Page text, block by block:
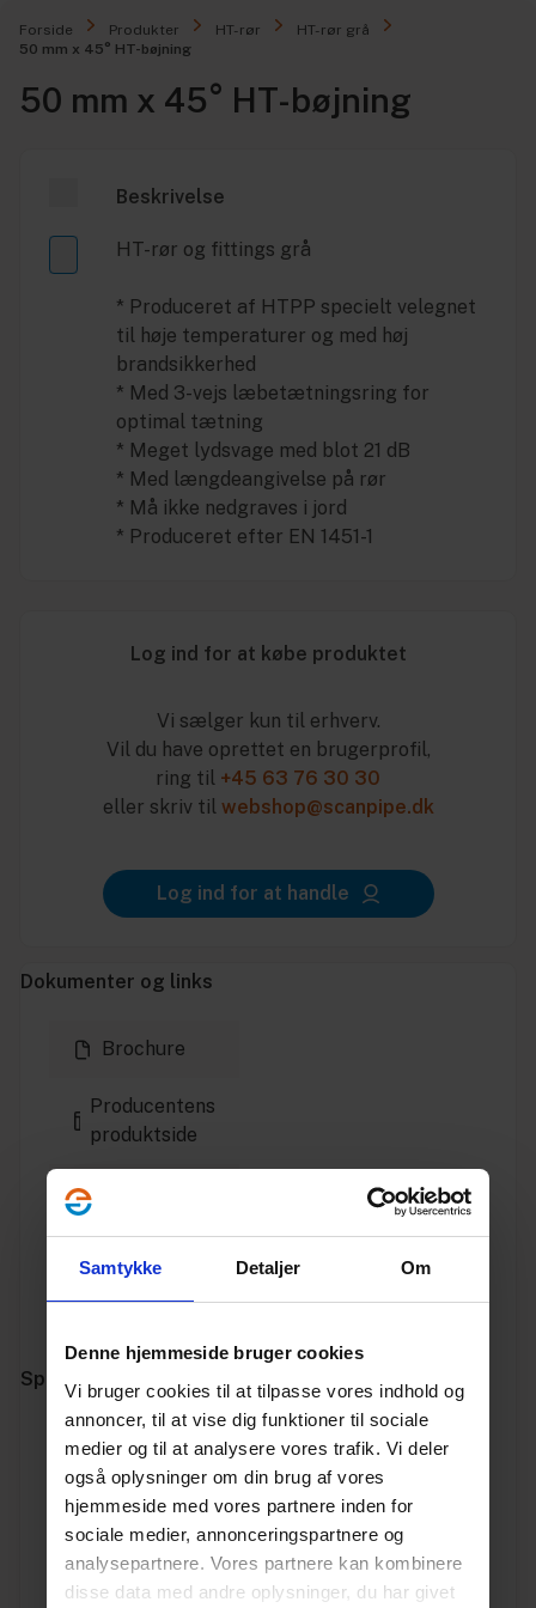
Samtykke Detaljer Om
Denne hjemmeside bruger cookies
Vi bruger cookies til at tilpasse vores indhold og
annoncer, til at vise dig funktioner til sociale
medier og til at analysere vores trafik. Vi deler
også oplysninger om din brug af vores
hjemmeside med vores partnere inden for
sociale medier, annonceringspartnere og
analysepartnere. Vores partnere kan kombinere
disse data med andre oplysninger, du har givet
Forside Produkter HT-rør
HT-rør grå
50 mm x 45° HT-bøjning
50 mm x 45° HT-bøjning
Beskrivelse
HT-rør og fittings grå
* Produceret af HTPP specielt velegnet
til høje temperaturer og med høj
brandsikkerhed
* Med 3-vejs læbetætningsring for
optimal tætning
* Meget lydsvage med blot 21 dB
* Med længdeangivelse på rør
* Må ikke nedgraves i jord
* Produceret efter EN 1451-1
Log ind for at købe produktet
Vi sælger kun til erhverv.
Vil du have oprettet en brugerprofil,
ring til +45 63 76 30 30
eller skriv til webshop@scanpipe.dk
Log ind for at handle
Dokumenter og links
Brochure
Producentens
produktside
Installationsvejledning
Producentens
Specifikationer
Varenummer 10180055
Vægt 0.048
Enhed STK.